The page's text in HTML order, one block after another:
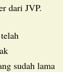
dari JVP.
sudah lama